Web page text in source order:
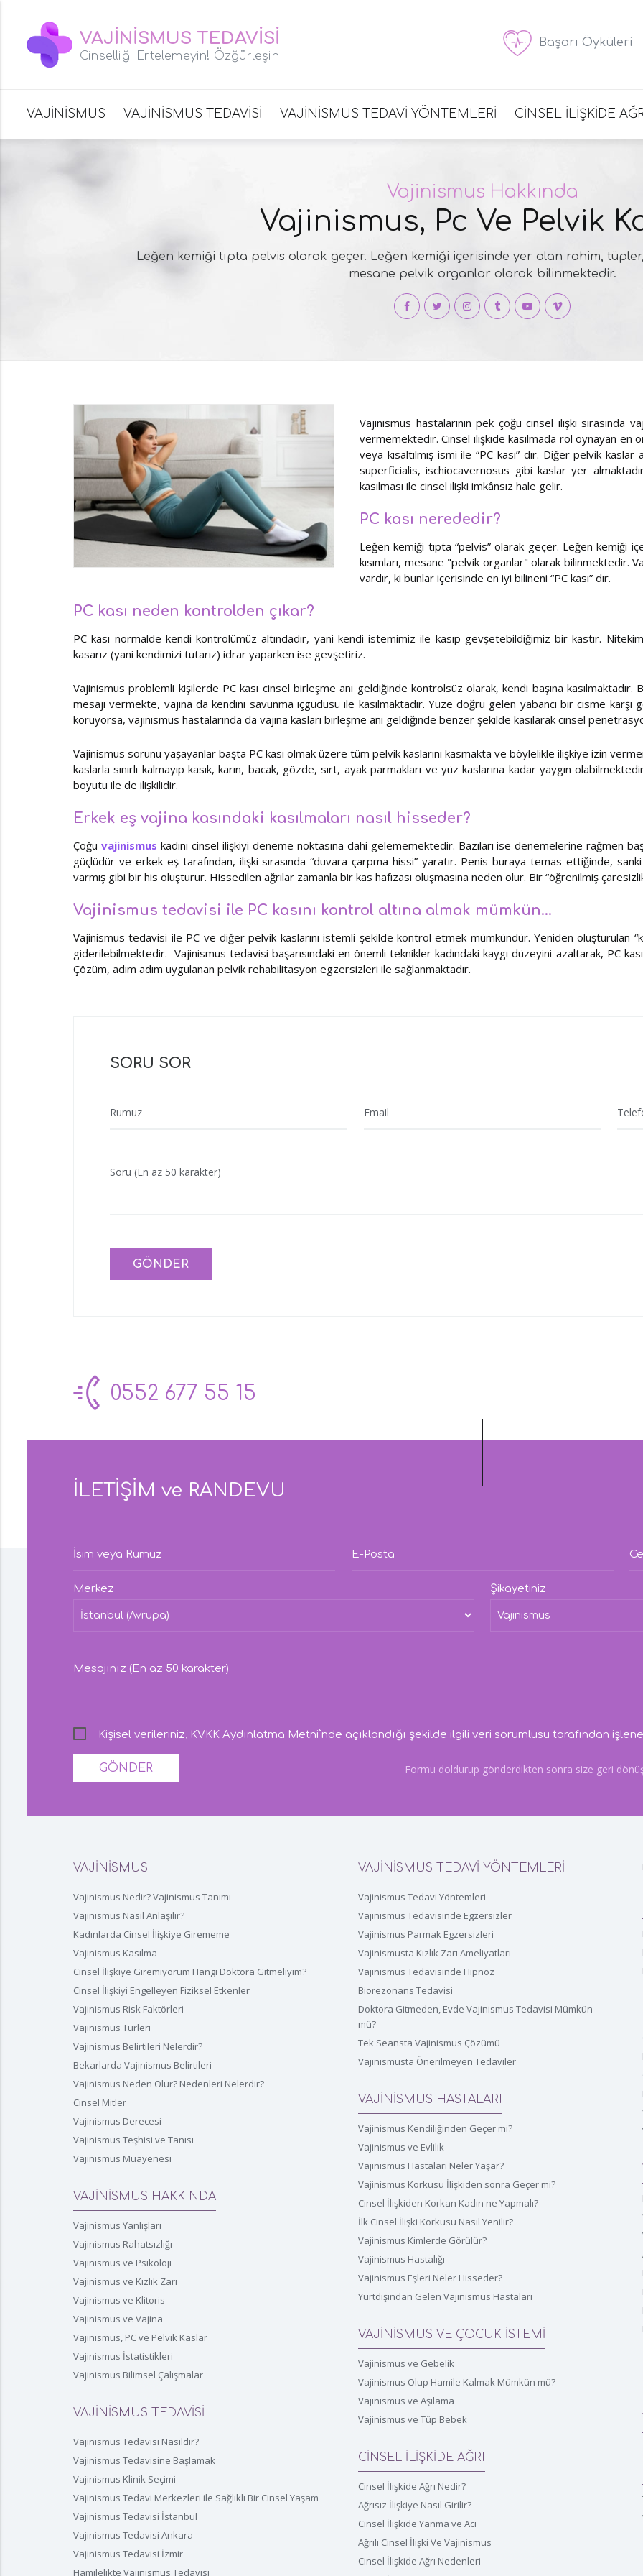
VAJİNİSMUS TEDAVİSİ
Cinselliği Ertelemeyin! Özğürleşin
Başarı Öyküleri
VAJİNİSMUS VAJİNİSMUS TEDAVİSİ VAJİNİSMUS TEDAVİ YÖNTEMLERİ CİNSEL İLİŞKİDE
Vajinismus Hakkında
Vajinismus, Pc Ve Pelvik
Leğen kemiği tıpta pelvis olarak geçer. Leğen kemiği içerisinde yer alan rahim, tüpler,
mesane pelvik organlar olarak bilinmektedir.
Vajinismus hastalarının pek çoğu cinsel ilişki sırasında
vermemektedir. Cinsel ilişkide kasılmada rol oynayan en
veya kısaltılmış ismi ile “PC kası” dır. Diğer pelvik
superficialis, ischiocavernosus gibi kaslar yer
kasılması ile cinsel ilişki imkânsız hale gelir.
PC kası nerededir?
Leğen kemiği tıpta “pelvis” olarak geçer. Leğen kemiği
kısımları, mesane "pelvik organlar" olarak bilinmektedir.
vardır, ki bunlar içerisinde en iyi bilineni “PC kası” dır.
PC kası neden kontrolden çıkar?
PC kası normalde kendi kontrolümüz altındadır, yani kendi istemimiz ile kasıp gevşetebildiğimiz bir kastır.
kasarız (yani kendimizi tutarız) idrar yaparken ise gevşetiriz.
Vajinismus problemli kişilerde PC kası cinsel birleşme anı geldiğinde kontrolsüz olarak, kendi başına
mesajı vermekte, vajina da kendini savunma içgüdüsü ile kasılmaktadır. Yüze doğru gelen yabancı bir cisme karşı
koruyorsa, vajinismus hastalarında da vajina kasları birleşme anı geldiğinde benzer şekilde kasılarak cinsel
Vajinismus sorunu yaşayanlar başta PC kası olmak üzere tüm pelvik kaslarını kasmakta ve böylelikle ilişkiye izin
kaslarla sınırlı kalmayıp kasık, karın, bacak, gözde, sırt, ayak parmakları ve yüz kaslarına kadar yaygın
boyutu ile de ilişkilidir.
Erkek eş vajina kasındaki kasılmaları nasıl hisseder?
Çoğu vajinismus kadını cinsel ilişkiyi deneme noktasına dahi gelememektedir. Bazıları ise denemelerine rağmen
güçlüdür ve erkek eş tarafından, ilişki sırasında “duvara çarpma hissi” yaratır. Penis buraya temas ettiğinde,
varmış gibi bir his oluşturur. Hissedilen ağrılar zamanla bir kas hafızası oluşmasına neden olur. Bir “öğrenilmiş
Vajinismus tedavisi ile PC kasını kontrol altına almak mümkün…
Vajinismus tedavisi ile PC ve diğer pelvik kaslarını istemli şekilde kontrol etmek mümkündür. Yeniden oluşturulan
giderilebilmektedir. Vajinismus tedavisi başarısındaki en önemli teknikler kadındaki kaygı düzeyini azaltarak, PC
Çözüm, adım adım uygulanan pelvik rehabilitasyon egzersizleri ile sağlanmaktadır.
SORU SOR
Rumuz Email
Soru (En az 50 karakter)
GÖNDER
0552 677 55 15
İLETİŞİM ve RANDEVU
İsim veya Rumuz E-Posta
Merkez Şikayetiniz
Mesajınız (En az 50 karakter)
Kişisel verileriniz, KVKK Aydınlatma Metni`nde açıklandığı şekilde ilgili veri sorumlusu tarafından
Formu doldurup gönderdikten sonra size geri
GÖNDER
VAJİNİSMUS
Vajinismus Nedir? Vajinismus Tanımı
Vajinismus Nasıl Anlaşılır?
Kadınlarda Cinsel İlişkiye Girememe
Vajinismus Kasılma
Cinsel İlişkiye Giremiyorum Hangi Doktora Gitmeliyim?
Cinsel İlişkiyi Engelleyen Fiziksel Etkenler
Vajinismus Risk Faktörleri
Vajinismus Türleri
Vajinismus Belirtileri Nelerdir?
Bekarlarda Vajinismus Belirtileri
Vajinismus Neden Olur? Nedenleri Nelerdir?
Cinsel Mitler
Vajinismus Derecesi
Vajinismus Teşhisi ve Tanısı
Vajinismus Muayenesi
VAJİNİSMUS HAKKINDA
Vajinismus Yanlışları
Vajinismus Rahatsızlığı
Vajinismus ve Psikoloji
Vajinismus ve Kızlık Zarı
Vajinismus ve Klitoris
Vajinismus ve Vajina
Vajinismus, PC ve Pelvik Kaslar
Vajinismus İstatistikleri
Vajinismus Bilimsel Çalışmalar
VAJİNİSMUS TEDAVİSİ
Vajinismus Tedavisi Nasıldır?
Vajinismus Tedavisine Başlamak
Vajinismus Klinik Seçimi
Vajinismus Tedavi Merkezleri ile Sağlıklı Bir Cinsel Yaşam
Vajinismus Tedavisi İstanbul
Vajinismus Tedavisi Ankara
Vajinismus Tedavisi İzmir
Hamilelikte Vajinismus Tedavisi
VAJİNİSMUS TEDAVİ YÖNTEMLERİ
Vajinismus Tedavi Yöntemleri
Vajinismus Tedavisinde Egzersizler
Vajinismus Parmak Egzersizleri
Vajinismusta Kızlık Zarı Ameliyatları
Vajinismus Tedavisinde Hipnoz
Biorezonans Tedavisi
Doktora Gitmeden, Evde Vajinismus Tedavisi Mümkün
mü?
Tek Seansta Vajinismus Çözümü
Vajinismusta Önerilmeyen Tedaviler
VAJİNİSMUS HASTALARI
Vajinismus Kendiliğinden Geçer mi?
Vajinismus ve Evlilik
Vajinismus Hastaları Neler Yaşar?
Vajinismus Korkusu İlişkiden sonra Geçer mi?
Cinsel İlişkiden Korkan Kadın ne Yapmalı?
İlk Cinsel İlişki Korkusu Nasıl Yenilir?
Vajinismus Kimlerde Görülür?
Vajinismus Hastalığı
Vajinismus Eşleri Neler Hisseder?
Yurtdışından Gelen Vajinismus Hastaları
VAJİNİSMUS VE ÇOCUK İSTEMİ
Vajinismus ve Gebelik
Vajinismus Olup Hamile Kalmak Mümkün mü?
Vajinismus ve Aşılama
Vajinismus ve Tüp Bebek
CİNSEL İLİŞKİDE AĞRI
Cinsel İlişkide Ağrı Nedir?
Ağrısız İlişkiye Nasıl Girilir?
Cinsel İlişkide Yanma ve Acı
Ağrılı Cinsel İlişki Ve Vajinismus
Cinsel İlişkide Ağrı Nedenleri